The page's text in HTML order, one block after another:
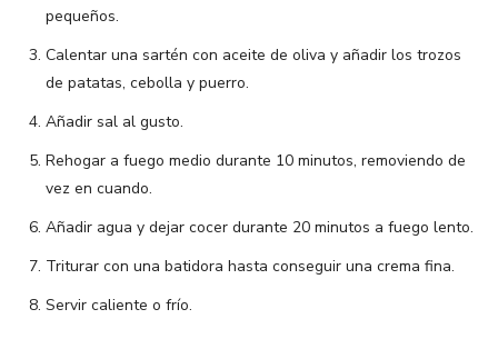
pequeños.
Calentar una sartén con aceite de oliva y añadir los trozos
de patatas, cebolla y puerro.
Añadir sal al gusto.
Rehogar a fuego medio durante 10 minutos, removiendo de
vez en cuando.
Añadir agua y dejar cocer durante 20 minutos a fuego lento.
Triturar con una batidora hasta conseguir una crema fina.
Servir caliente o frío.